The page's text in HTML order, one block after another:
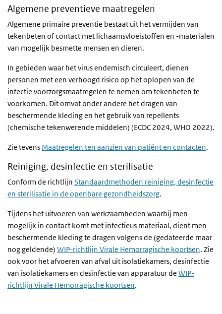
Algemene preventieve maatregelen
Algemene primaire preventie bestaat uit het vermijden van
tekenbeten of contact met lichaamsvloeistoffen en -materialen
van mogelijk besmette mensen en dieren.
In gebieden waar het virus endemisch circuleert, dienen
personen met een verhoogd risico op het oplopen van de
infectie voorzorgsmaatregelen te nemen om tekenbeten te
voorkomen. Dit omvat onder andere het dragen van
beschermende kleding en het gebruik van repellents
(chemische tekenwerende middelen) (ECDC 2024, WHO 2022).
Zie tevens Maatregelen ten aanzien van patiënt en contacten.
Reiniging, desinfectie en sterilisatie
Conform de richtlijn Standaardmethoden reiniging, desinfectie
en sterilisatie in de openbare gezondheidszorg.
Tijdens het uitvoeren van werkzaamheden waarbij men
mogelijk in contact komt met infectieus materiaal, dient men
beschermende kleding te dragen volgens de (gedateerde maar
nog geldende) WIP-richtlijn Virale Hemorragische koortsen. Zie
ook voor het afvoeren van afval uit isolatiekamers, desinfectie
van isolatiekamers en desinfectie van apparatuur de WIP-
richtlijn Virale Hemorragische koortsen.